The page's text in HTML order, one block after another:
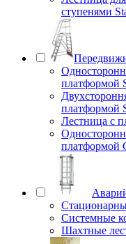
ступенями
платформой
платформой
Лестница с
платформой
Системные
Шахтные